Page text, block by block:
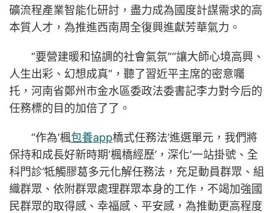
礦流程產業智能化研討，盡力成為國度計謀需求的高
本質人才，為推進西南周全復興進獻芳華氣力。
“要營建暖和協調的社會氣氛”“讓大師心境高興、
人生出彩、幻想成真”，聽了習近平主席的密意囑
托，河南省鄭州市金水區委政法委書記李力對今后的
任務標的目的加倍了了。
“作為‘楓包養app橋式任務法’進選單元，我們將
保持和成長好新時期‘楓橋經歷’，深化‘一站掛號、全
科門診’牴觸膠葛多元化解任務法，充足動員群眾、組
織群眾、依附群眾處理群眾本身的工作，不竭加強國
民群眾的取得感、幸福感、平安感，為推動更高程度